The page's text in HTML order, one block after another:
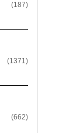
(187)
(1371)
(662)